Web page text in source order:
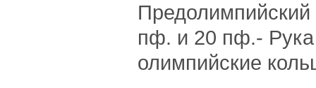
пф. и 20 пф.-
олимпийские